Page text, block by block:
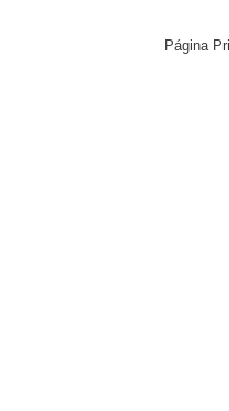
Página